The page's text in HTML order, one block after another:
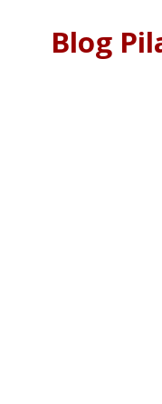
Blog